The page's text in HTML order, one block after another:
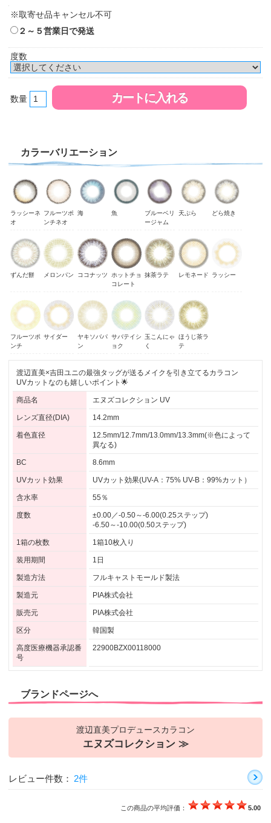
※取寄せ品キャンセル不可
２～５営業日で発送
度数
数量
カラーバリエーション
ラッシーネ
オ
フルーツポ
ンチネオ
海 魚 ブルーベリ
ージャム
天ぷら どら焼き
ずんだ餅 メロンパン ココナッツ ホットチョ
コレート
抹茶ラテ レモネード ラッシー
フルーツポ
ンチ
サイダー ヤキソバパ
ン
サバテイシ
ョク
玉こんにゃ
く
ほうじ茶ラ
テ
渡辺直美×吉田ユニの最強タッグが送るメイクを引き立てるカラコン
UVカットなのも嬉しいポイント🌟
商品名 エヌズコレクション UV
レンズ直径(DIA) 14.2mm
着色直径
12.5mm/12.7mm/13.0mm/13.3mm(※色によって
異なる)
BC 8.6mm
UVカット効果 UVカット効果(UV-A：75% UV-B：99%カット）
含水率 55％
度数
±0.00／-0.50～-6.00(0.25ステップ)
-6.50～-10.00(0.50ステップ)
1箱の枚数 1箱10枚入り
装用期間 1日
製造方法 フルキャストモールド製法
製造元 PIA株式会社
販売元 PIA株式会社
区分 韓国製
高度医療機器承認番
号
22900BZX00118000
ブランドページへ
渡辺直美プロデュースカラコン
エヌズコレクション ≫
レビュー件数： 2件
この商品の平均評価： 5.00